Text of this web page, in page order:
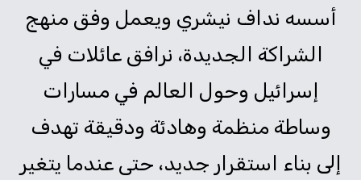
أسسه نداف نيشري ويعمل وفق منهج
الشراكة الجديدة، نرافق عائلات في
إسرائيل وحول العالم في مسارات
وساطة منظمة وهادئة ودقيقة تهدف
إلى بناء استقرار جديد، حتى عندما يتغير